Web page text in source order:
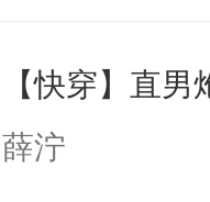
他说：【您
年，存活下
再说一遍。】
子嗣）。盘
孤独成性，被
【快穿】直
薛泞